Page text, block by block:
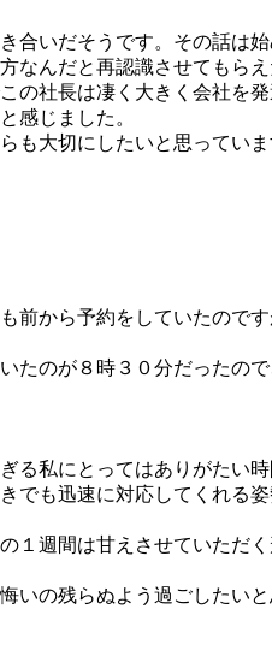
合いだそうです。その話は
なんだと再認識させてもら
の社長は凄く大きく会社を
感じました。
も大切にしたいと思っていま
前から予約をしていたので
たのが８時３０分だったの
私にとってはありがたい時
でも迅速に対応してくれる
１週間は甘えさせていただ
の残らぬよう過ごしたいと